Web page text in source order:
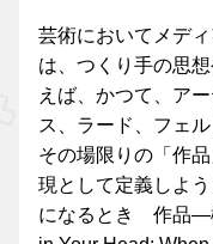
芸術においてメデ
は、つくり手の思
えば、かつて、ア
ス、ラード、フェ
その場限りの「作
現として定義しよ
になるとき 作品―